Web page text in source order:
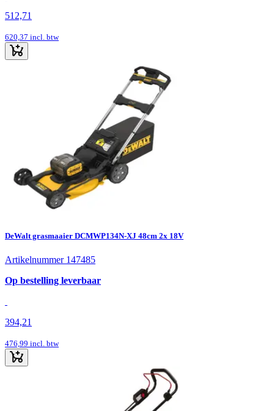
512,71
620,37 incl. btw
DeWalt grasmaaier DCMWP134N-XJ 48cm 2x 18V
Artikelnummer 147485
Op bestelling leverbaar
394,21
476,99 incl. btw